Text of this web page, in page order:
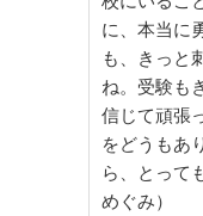
に、本当に
も、きっと
ね。受験も
信じて頑張
をどうもあ
ら、とって
めぐみ）